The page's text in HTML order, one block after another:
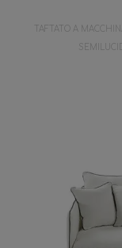
TAFTATO A